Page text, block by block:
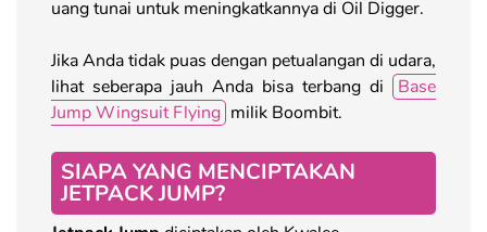
uang tunai untuk meningkatkannya di Oil Digger.
Jika Anda tidak puas dengan petualangan di udara,
lihat seberapa jauh Anda bisa terbang di
Base
Jump Wingsuit Flying milik Boombit.
SIAPA YANG MENCIPTAKAN
JETPACK JUMP?